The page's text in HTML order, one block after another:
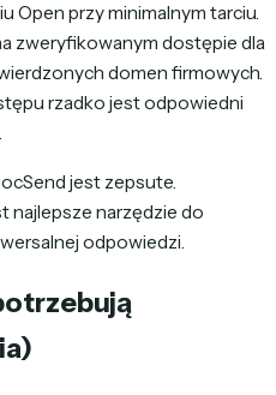
Open przy minimalnym tarciu.
zweryfikowanym dostępie dla
domen firmowych.
rzadko jest odpowiedni
jest zepsute.
najlepsze narzędzie do
odpowiedzi.